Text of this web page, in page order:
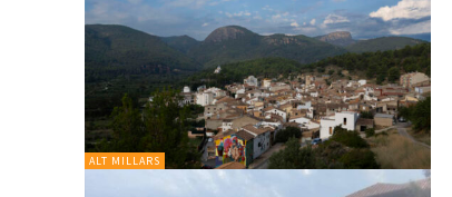
ALT MILLARS